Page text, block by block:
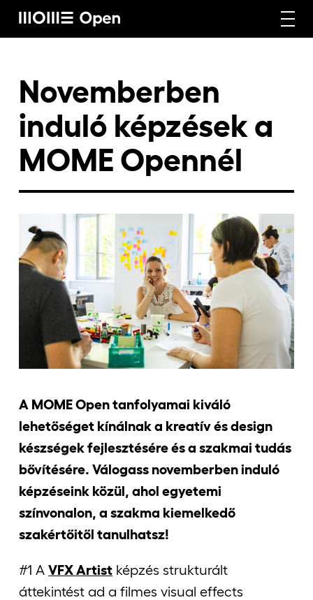
Képzéseink
Vállalati képzéseink
Craft képzéseink
Hírek
Jelentkezőknek
Kapcsolat
Novemberben
induló képzések a
MOME Opennél
A MOME Open tanfolyamai kiváló
lehetőséget kínálnak a kreatív és design
készségek fejlesztésére és a szakmai tudás
bővítésére. Válogass novemberben induló
képzéseink közül, ahol egyetemi
színvonalon, a szakma kiemelkedő
szakértőitől tanulhatsz!
#1 A VFX Artist képzés strukturált
áttekintést ad a filmes visual effects